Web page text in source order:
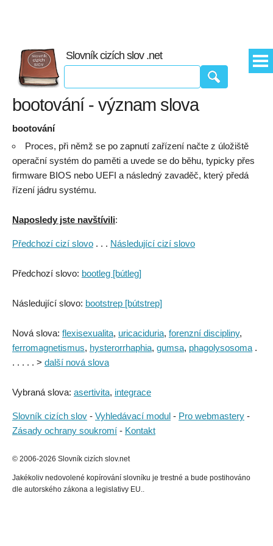
Slovník cizích slov .net
bootování - význam slova
bootování
Proces, při němž se po zapnutí zařízení načte z úložiště
operační systém do paměti a uvede se do běhu, typicky přes
firmware BIOS nebo UEFI a následný zavaděč, který předá
řízení jádru systému.
Naposledy jste navštívili:
Předchozí cizí slovo . . . Následující cizí slovo
Předchozí slovo: bootleg [bútleg]
Následující slovo: bootstrep [bútstrep]
Nová slova: flexisexualita, uricaciduria, forenzní discipliny,
ferromagnetismus, hysterorrhaphia, gumsa, phagolysosoma .
. . . . . > další nová slova
Vybraná slova: asertivita, integrace
Slovník cizích slov - Vyhledávací modul - Pro webmastery -
Zásady ochrany soukromí - Kontakt
© 2006-2026 Slovník cizích slov.net
Jakékoliv nedovolené kopírování slovníku je trestné a bude postihováno
dle autorského zákona a legislativy EU..